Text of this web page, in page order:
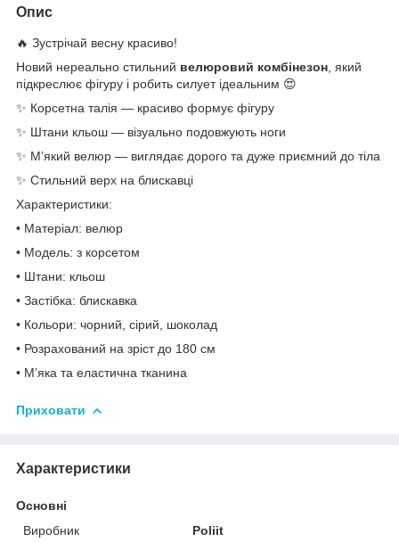
Опис
🔥 Зустрічай весну красиво!
Новий нереально стильний велюровий комбінезон , який
підкреслює фігуру і робить силует ідеальним 😍
✨ Корсетна талія — красиво формує фігуру
✨ Штани кльош — візуально подовжують ноги
✨ М’який велюр — виглядає дорого та дуже приємний до тіла
✨ Стильний верх на блискавці
Характеристики:
• Матеріал: велюр
• Модель: з корсетом
• Штани: кльош
• Застібка: блискавка
• Кольори: чорний, сірий, шоколад
• Розрахований на зріст до 180 см
• М’яка та еластична тканина
Приховати
Характеристики
Основні
Виробник
Poliit